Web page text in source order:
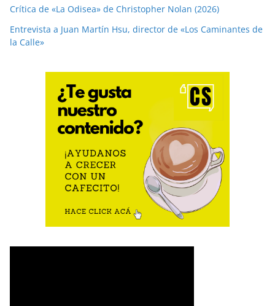
Crítica de «La Odisea» de Christopher Nolan (2026)
Entrevista a Juan Martín Hsu, director de «Los Caminantes de
la Calle»